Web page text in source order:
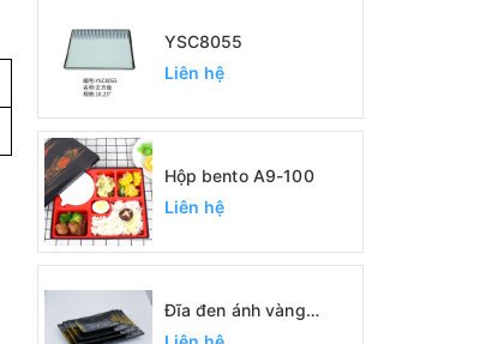
YSC8055
Liên hệ
Hộp bento A9-100
Liên hệ
Đĩa đen ánh vàng
SC0422, SC0389,